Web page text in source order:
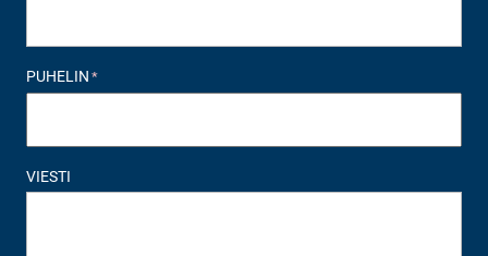
PUHELIN *
VIESTI